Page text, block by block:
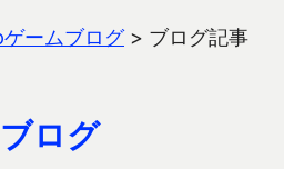
ームブログ> ブログ記事
ログ